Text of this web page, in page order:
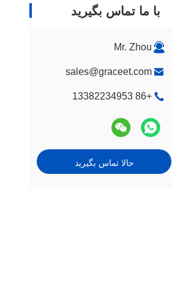
با ما تماس بگیرید
Mr. Zhou
sales@graceet.com
+86 13382234953
حالا تماس بگیرید